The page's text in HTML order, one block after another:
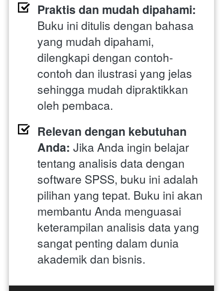
Praktis dan mudah dipahami:
Buku ini ditulis dengan bahasa
yang mudah dipahami,
dilengkapi dengan contoh-
contoh dan ilustrasi yang jelas
sehingga mudah dipraktikkan
oleh pembaca.
Relevan dengan kebutuhan
Anda: Jika Anda ingin belajar
tentang analisis data dengan
software SPSS, buku ini adalah
pilihan yang tepat. Buku ini akan
membantu Anda menguasai
keterampilan analisis data yang
sangat penting dalam dunia
akademik dan bisnis.